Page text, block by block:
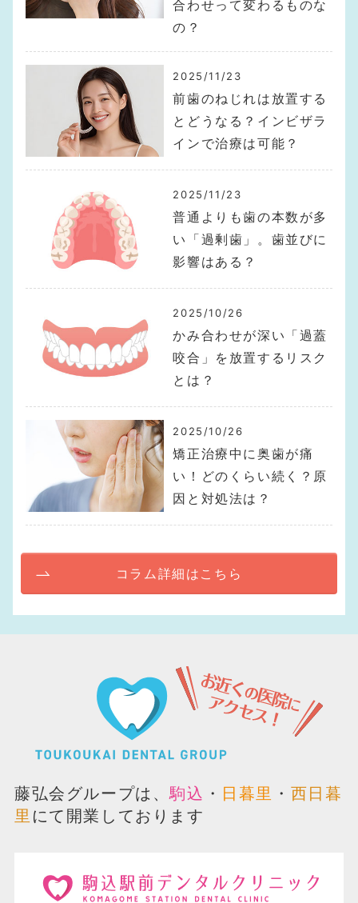
合わせって変わるものな
の？
2025/11/23
前歯のねじれは放置する
とどうなる？インビザラ
インで治療は可能？
2025/11/23
普通よりも歯の本数が多
い「過剰歯」。歯並びに
影響はある？
2025/10/26
かみ合わせが深い「過蓋
咬合」を放置するリスク
とは？
2025/10/26
矯正治療中に奥歯が痛
い！どのくらい続く？原
因と対処法は？
コラム詳細はこちら
藤弘会グループは、駒込 ・ 日暮里 ・ 西日暮
里 にて開業しております